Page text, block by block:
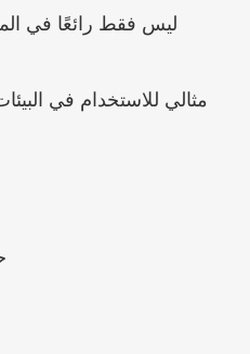
ليس فقط رائعًا في
مثالي للاستخدام في